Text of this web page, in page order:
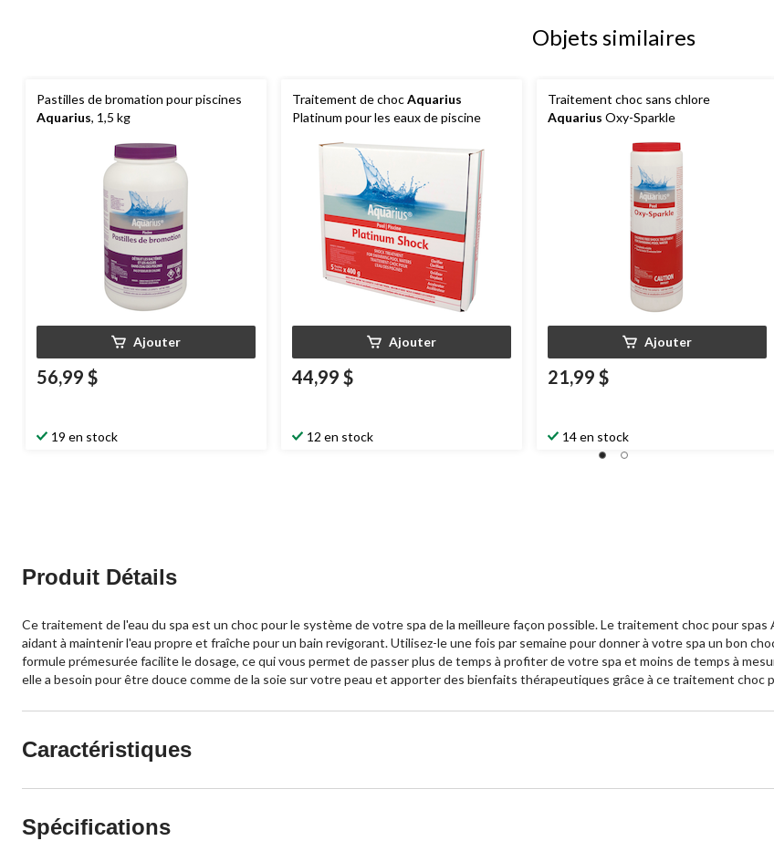
Objets similaires
Pastilles de bromation pour piscines
Aquarius, 1,5 kg
Ajouter
56,99 $
19 en stock
Traitement de chocAquarius
Platinum pour les eaux de piscine
Ajouter
44,99 $
12 en stock
Traitement choc sans chlore
Aquarius Oxy-Sparkle
Ajouter
21,99 $
14 en stock
Produit Détails
Ce traitement de l'eau du spa est un choc pour le système de votre spa de la meilleure façon possible. Le traitement choc pour
aidant à maintenir l'eau propre et fraîche pour un bain revigorant. Utilisez-le une fois par semaine pour donner à votre spa un bon
formule prémesurée facilite le dosage, ce qui vous permet de passer plus de temps à profiter de votre spa et moins de temps à
elle a besoin pour être douce comme de la soie sur votre peau et apporter des bienfaits thérapeutiques grâce à ce traitement choc
Caractéristiques
Spécifications